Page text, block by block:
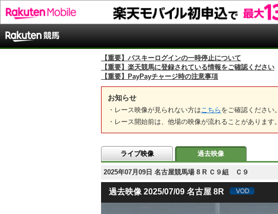
【重要】パスキーログインの一時停止について
【重要】楽天競馬に登録されている情報をご確認ください
【重要】PayPayチャージ時の注意事項
お知らせ
・レース映像が見られない方は こちら をご確認ください。
・レース開始前は、他場の映像が流れることがあります。
ライブ映像 過去映像
2025年07月09日 名古屋競馬場 8 R Ｃ９組 Ｃ９
過去映像 2025/07/09 名古屋 8R